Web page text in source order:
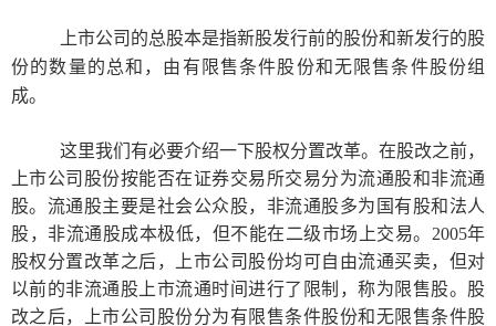
上市公司的总股本是指新股发行前的股份和新发行的股
份的数量的总和 ， 由有限售条件股份和无限售条件股份组
成。
这里我们有必要介绍一下股权分置改革。在股改之前，
上市公司股份按能否在证券交易所交易分为流通股和非流通
股。流通股主要是社会公众股，非流通股多为国有股和法人
股，非流通股成本极低，但不能在二级市场上交易。 2005年
股权分置改革之后，上市公司股份均可自由流通买卖，但对
以前的非流通股上市流通时间进行了限制，称为限售股。股
改之后，上市公司股份分为有限售条件股份和无限售条件股